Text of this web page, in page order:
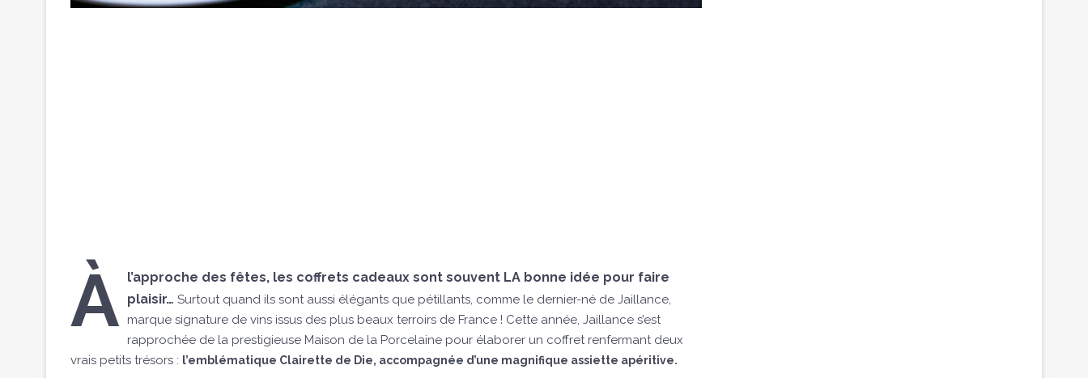
À l’approche des fêtes, les coffrets cadeaux sont souvent LA bonne idée pour faire
plaisir… Surtout quand ils sont aussi élégants que pétillants, comme le dernier-né de Jaillance,
marque signature de vins issus des plus beaux terroirs de France ! Cette année, Jaillance s’est
rapprochée de la prestigieuse Maison de la Porcelaine pour élaborer un coffret renfermant deux
vrais petits trésors : l’emblématique Clairette de Die, accompagnée d’une magnifique assiette apéritive.